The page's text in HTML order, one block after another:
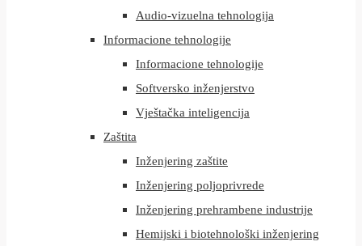
Audio-vizuelna tehnologija
Informacione tehnologije
Informacione tehnologije
Softversko inženjerstvo
Vještačka inteligencija
Zaštita
Inženjering zaštite
Inženjering poljoprivrede
Inženjering prehrambene industrije
Hemijski i biotehnološki inženjering